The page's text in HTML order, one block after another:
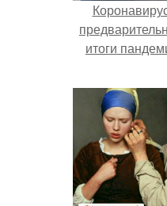
итоги